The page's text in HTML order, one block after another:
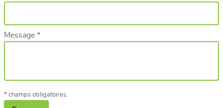
Message *
* champs obligatoires.